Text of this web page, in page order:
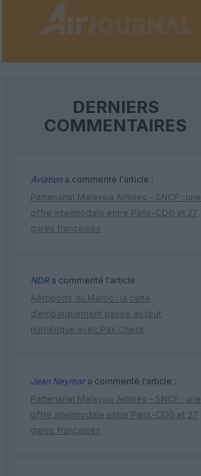
DERNIERS
COMMENTAIRES
Aviation a commenté l'article :
Partenariat Malaysia Airlines – SNCF : une
offre intermodale entre Paris-CDG et 27
gares françaises
NDRa commenté l'article :
Aéroports du Maroc : la carte
d’embarquement passe au tout
numérique avec Pax Check
Jean Neymara commenté l'article :
Partenariat Malaysia Airlines – SNCF : une
offre intermodale entre Paris-CDG et 27
gares françaises